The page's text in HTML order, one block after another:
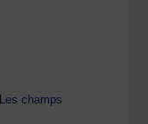
Les champs